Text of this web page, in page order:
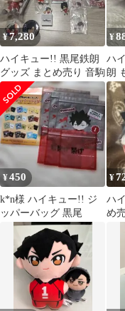
¥7,280
ハイキュー!! 黒尾鉄朗
グッズ まとめ売り 音駒
¥
ハ
朗
¥450
k*n様 ハイキュー!! ジ
ッパーバッグ 黒尾
¥
ハ
め